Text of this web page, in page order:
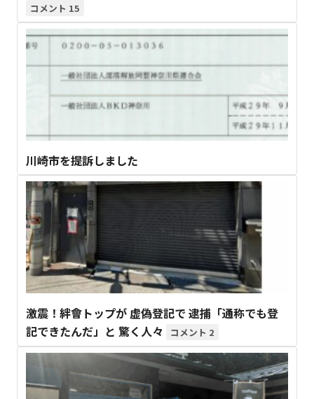
15
川崎市を提訴しました
激震！絆會トップが 虚偽登記で 逮捕「通称でも登
記できたんだ」と 驚く人々
2